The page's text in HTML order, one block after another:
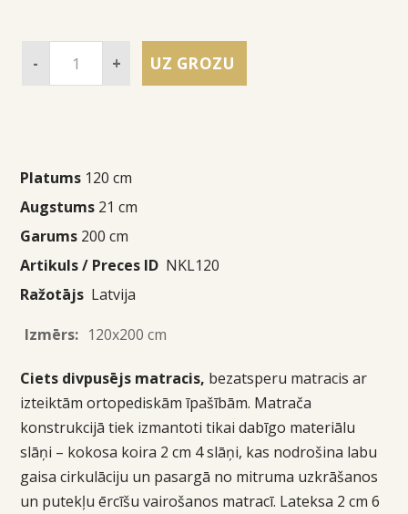
- + UZ GROZU
Platums 120 cm
Augstums 21 cm
Garums 200 cm
Artikuls / Preces ID NKL120
Ražotājs Latvija
Izmērs: 120x200 cm
Ciets divpusējs matracis, bezatsperu matracis ar
izteiktām ortopediskām īpašībām. Matrača
konstrukcijā tiek izmantoti tikai dabīgo materiālu
slāņi – kokosa koira 2 cm 4 slāņi, kas nodrošina labu
gaisa cirkulāciju un pasargā no mitruma uzkrāšanos
un putekļu ērcīšu vairošanos matracī. Lateksa 2 cm 6